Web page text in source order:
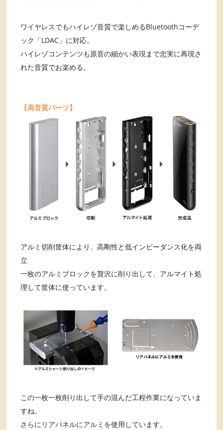
ワイヤレスでもハイレゾ音質で楽しめるBluetoothコーデ
ック「LDAC」に対応。
ハイレゾコンテンツも原音の細かい表現まで忠実に再現さ
れた音質でお楽める。
【高音質パーツ】
アルミ切削筐体により、高剛性と低インピーダンス化を両
立
一枚のアルミブロックを贅沢に削り出して、アルマイト処
理して筐体に使っています。
この一枚一枚削り出して手の混んだ工程作業になっていま
すね。
さらにリアパネルにアルミを使用しています。